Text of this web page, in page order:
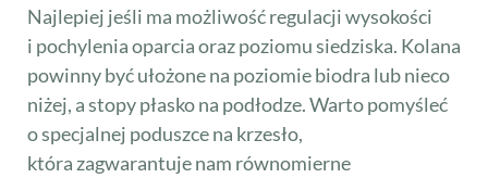
Najlepiej jeśli ma możliwość regulacji wysokości
i pochylenia oparcia oraz poziomu siedziska. Kolana
powinny być ułożone na poziomie biodra lub nieco
niżej, a stopy płasko na podłodze. Warto pomyśleć
o specjalnej poduszce na krzesło,
która zagwarantuje nam równomierne